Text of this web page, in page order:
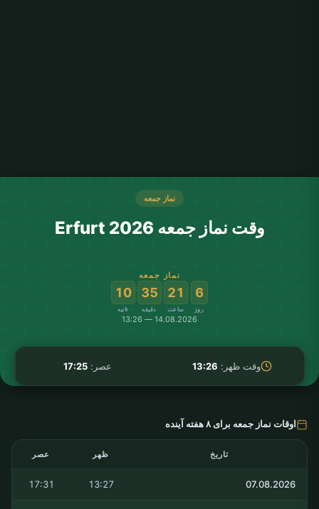
نماز جمعه
وقت نماز جمعه Erfurt 2026
نماز جمعه
6
روز
:
21
ساعت
:
35
دقیقه
:
09
ثانیه
14.08.2026 — 13:26
وقت ظهر: 13:26 عصر: 17:25
اوقات نماز جمعه برای ۸ هفته آینده
تاریخ ظهر عصر
07.08.2026
13:27
17:31